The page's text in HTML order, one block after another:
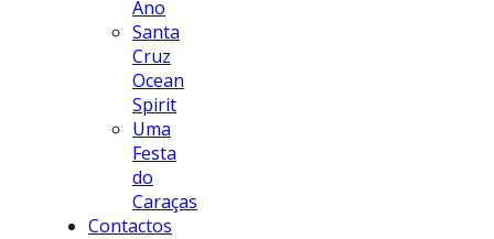
Ano
Santa
Cruz
Ocean
Spirit
Uma
Festa
do
Caraças
Contactos